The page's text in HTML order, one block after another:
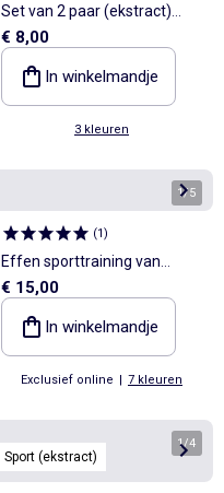
Set van 2 paar (ekstract)
compressiekousen van
katoen
€ 8,00
In winkelmandje
3 kleuren
1/5
(1)
Effen sporttraining van
molton
€ 15,00
In winkelmandje
Exclusief online | 7 kleuren
Sport (ekstract)
1/4